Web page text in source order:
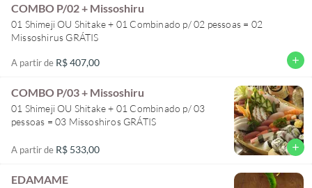
COMBO P/02 + Missoshiru
01 Shimeji OU Shitake + 01 Combinado p/ 02 pessoas = 02
Missoshirus GRÁTIS
A partir de R$ 407,00 add
COMBO P/03 + Missoshiru
01 Shimeji OU Shitake + 01 Combinado p/ 03
pessoas = 03 Missoshiros GRÁTIS
A partir de R$ 533,00 add
EDAMAME